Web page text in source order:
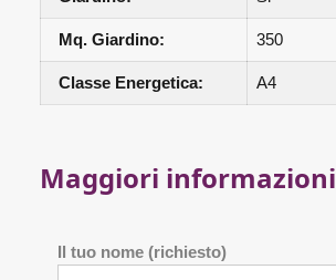
Mq. Giardino: 350
Classe Energetica: A4
Maggiori informazioni
Il tuo nome (richiesto)